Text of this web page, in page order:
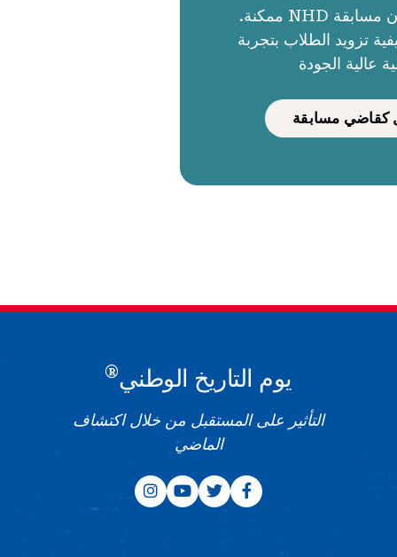
الحكام يجعلون مسابقة NHD ممكنة.
تزويد الطلاب بتجربة
عالية الجودة
مسابقة
يوم التاريخ الوطني®
التأثير على المستقبل من خلال اكتشاف
الماضي